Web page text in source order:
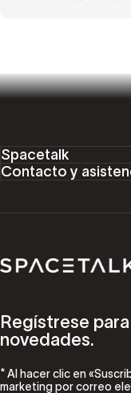
Spacetalk
Contacto y
Spacetalk
Regístrese
novedades.
* Al hacer clic en
marketing por correo